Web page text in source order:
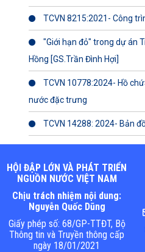
TCVN 8215:2021- Công
"Giới hạn đỏ" trong dự án
Hồng [GS.Trần Đình Hợi]
TCVN 10778:2024- Hồ
nước đặc trưng
TCVN 14288: 2024- Bản
HỘI ĐẬP LỚN VÀ PHÁT TRIỂN
NGUỒN NƯỚC VIỆT NAM
Chịu trách nhiệm nội dung:
Nguyễn Quốc Dũng
Giấy phép số: 68/GP-TTĐT, Bộ
Thông tin và Truyền thông cấp
ngày 18/01/2021